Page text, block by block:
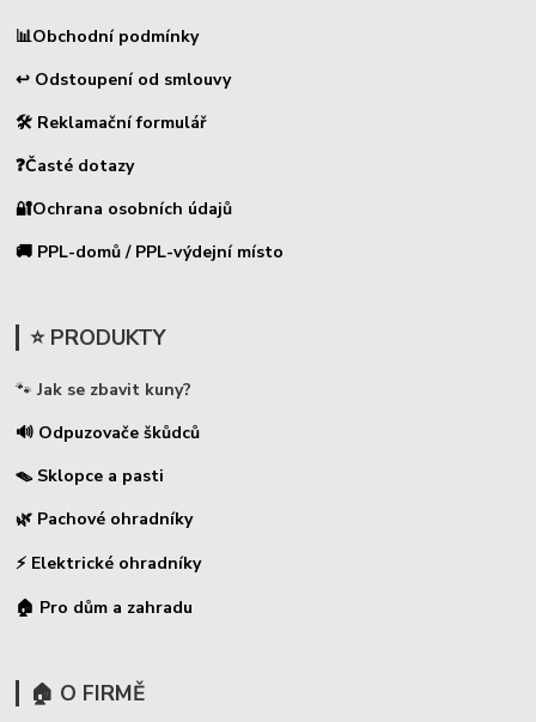
📊Obchodní podmínky
↩ Odstoupení od smlouvy
🛠 Reklamační formulář
❓Časté dotazy
🔐Ochrana osobních údajů
🚚 PPL-domů / PPL-výdejní místo
⭐ PRODUKTY
🐾 Jak se zbavit kuny?
🔊 Odpuzovače škůdců
🪤 Sklopce a pasti
🌿 Pachové ohradníky
⚡ Elektrické ohradníky
🏠 Pro dům a zahradu
🏠 O FIRMĚ